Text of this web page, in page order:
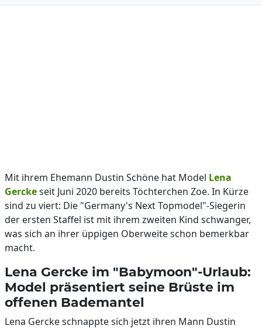
Mit ihrem Ehemann Dustin Schöne hat Model Lena
Gerckeseit Juni 2020 bereits Töchterchen Zoe. In Kürze
sind zu viert: Die "Germany's Next Topmodel"-Siegerin
der ersten Staffel ist mit ihrem zweiten Kind schwanger,
was sich an ihrer üppigen Oberweite schon bemerkbar
macht.
Lena Gercke im "Babymoon"-Urlaub:
Model präsentiert seine Brüste im
offenen Bademantel
Lena Gercke schnappte sich jetzt ihren Mann Dustin